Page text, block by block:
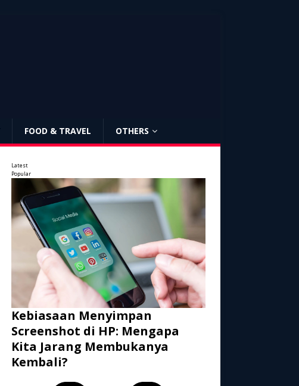
FOOD & TRAVEL OTHERS
Latest
Popular
Kebiasaan Menyimpan
Screenshot di HP: Mengapa
Kita Jarang Membukanya
Kembali?